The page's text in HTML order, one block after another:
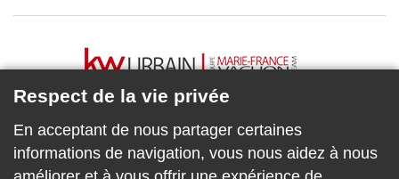
Respect de la vie privée
En acceptant de nous partager certaines
informations de navigation, vous nous aidez à nous